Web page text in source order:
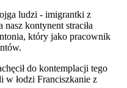
ludzi - imigrantki z
kontynent straciła
który jako pracownik
do kontemplacji tego
w łodzi Franciszkanie z